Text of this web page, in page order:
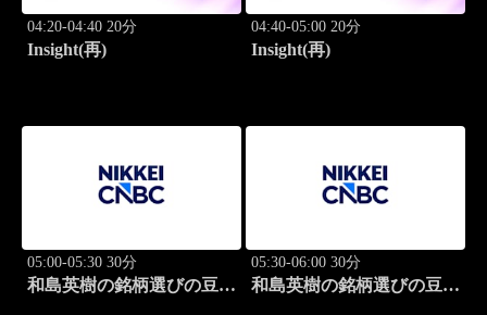
04:20-04:40 20分
Insight(再)
04:40-05:00 20分
Insight(再)
05:00-05:30 30分
和島英樹の銘柄選びの豆知
05:30-06:00 30分
和島英樹の銘柄選びの豆知